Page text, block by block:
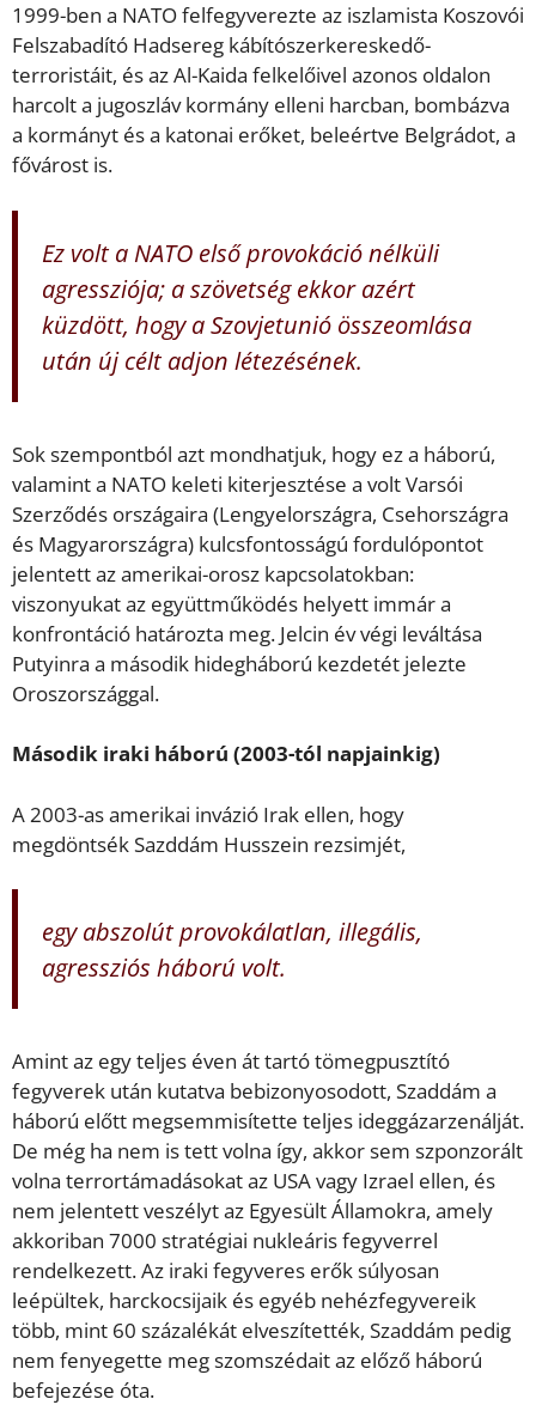
1999-ben a NATO felfegyverezte az iszlamista Koszovói
Felszabadító Hadsereg kábítószerkereskedő-
terroristáit, és az Al-Kaida felkelőivel azonos oldalon
harcolt a jugoszláv kormány elleni harcban, bombázva
a kormányt és a katonai erőket, beleértve Belgrádot, a
fővárost is.
Ez volt a NATO első provokáció nélküli
agressziója; a szövetség ekkor azért
küzdött, hogy a Szovjetunió összeomlása
után új célt adjon létezésének.
Sok szempontból azt mondhatjuk, hogy ez a háború,
valamint a NATO keleti kiterjesztése a volt Varsói
Szerződés országaira (Lengyelországra, Csehországra
és Magyarországra) kulcsfontosságú fordulópontot
jelentett az amerikai-orosz kapcsolatokban:
viszonyukat az együttműködés helyett immár a
konfrontáció határozta meg. Jelcin év végi leváltása
Putyinra a második hidegháború kezdetét jelezte
Oroszországgal.
Második iraki háború (2003-tól napjainkig)
A 2003-as amerikai invázió Irak ellen, hogy
megdöntsék Sazddám Husszein rezsimjét,
egy abszolút provokálatlan, illegális,
agressziós háború volt.
Amint az egy teljes éven át tartó tömegpusztító
fegyverek után kutatva bebizonyosodott, Szaddám a
háború előtt megsemmisítette teljes ideggázarzenálját.
De még ha nem is tett volna így, akkor sem szponzorált
volna terrortámadásokat az USA vagy Izrael ellen, és
nem jelentett veszélyt az Egyesült Államokra, amely
akkoriban 7000 stratégiai nukleáris fegyverrel
rendelkezett. Az iraki fegyveres erők súlyosan
leépültek, harckocsijaik és egyéb nehézfegyvereik
több, mint 60 százalékát elveszítették, Szaddám pedig
nem fenyegette meg szomszédait az előző háború
befejezése óta.